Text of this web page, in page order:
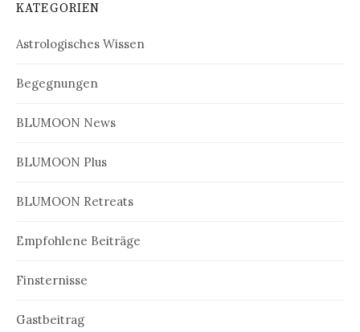
KATEGORIEN
Astrologisches Wissen
Begegnungen
BLUMOON News
BLUMOON Plus
BLUMOON Retreats
Empfohlene Beiträge
Finsternisse
Gastbeitrag